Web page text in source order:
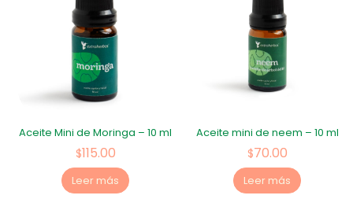
Aceite Mini de Moringa – 10 ml
$115.00
Leer más
Aceite mini de neem – 10 ml
$70.00
Leer más